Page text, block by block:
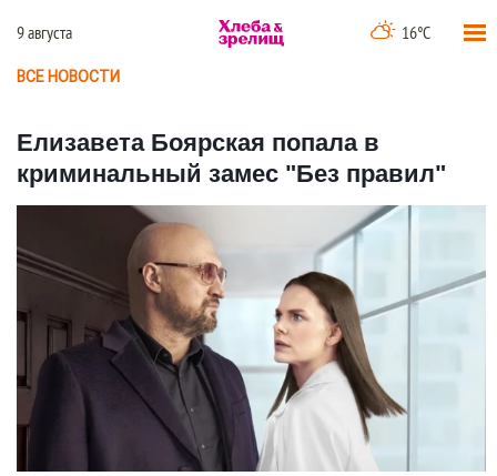
9 августа 16°C
ВСЕ НОВОСТИ
Елизавета Боярская попала в
криминальный замес "Без правил"